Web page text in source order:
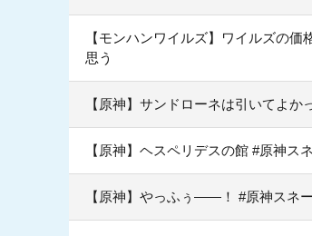
【モンハンワイルズ】ワイルズの
思う
【原神】サンドローネは引いてよか
【原神】ヘスペリデスの館 #原神
【原神】やっふぅ——！ #原神スネ